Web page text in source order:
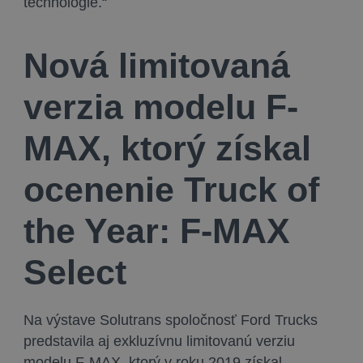
Nová limitovaná
verzia modelu F-
MAX, ktorý získal
ocenenie Truck of
the Year: F-MAX
Select
Na výstave Solutrans spoločnosť Ford Trucks
predstavila aj exkluzívnu limitovanú verziu